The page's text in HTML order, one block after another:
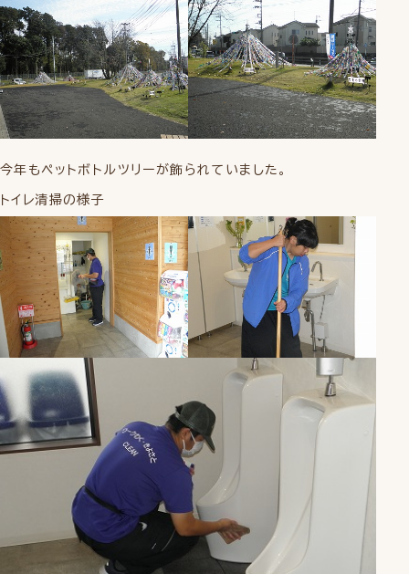
今年もペットボトルツリーが飾られていました。
トイレ清掃の様子